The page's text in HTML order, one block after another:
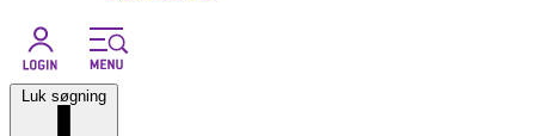
Luk søgning